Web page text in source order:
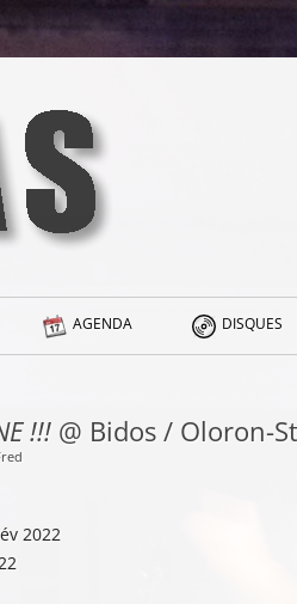
AGENDA DISQUES
!!! @ Bidos / Oloron-
2022